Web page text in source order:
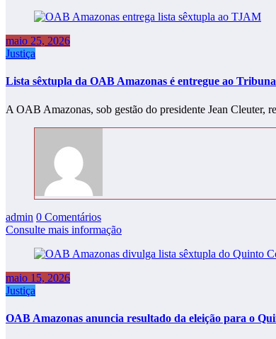
maio 25, 2026
Justiça
Lista sêxtupla da OAB Amazonas é entregue ao
A OAB Amazonas, sob gestão do presidente Jean Cleuter,
admin 0 Comentários
Consulte mais informação
maio 15, 2026
Justiça
OAB Amazonas anuncia resultado da eleição para o